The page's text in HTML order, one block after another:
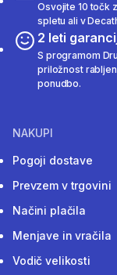
Osvojite 10 točk
spletu ali v
2 leti
S programom
priložnost
ponudbo.
NAKUPI
Pogoji dostave
Prevzem v trgovini
Načini plačila
Menjave in vračila
Vodič velikosti